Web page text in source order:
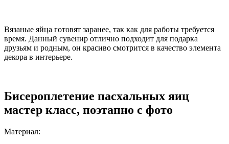
Вязаные яйца готовят заранее, так как для работы требуется
время. Данный сувенир отлично подходит для подарка
друзьям и родным, он красиво смотрится в качество элемента
декора в интерьере.
Бисероплетение пасхальных яиц
мастер класс, поэтапно с фото
Материал: